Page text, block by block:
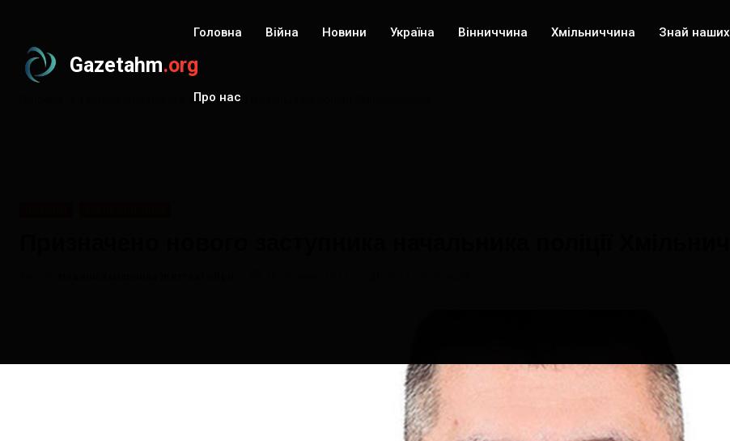
Gazetahm.org
Головна Війна Новини Україна Вінниччина Хмільниччина Знай наших
Про нас
Призначено нового заступника начальника поліції Хмільниччини